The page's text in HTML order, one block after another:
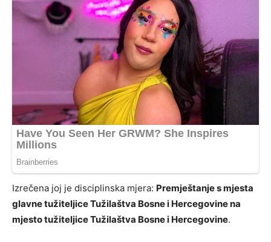
Izrečena joj je disciplinska mjera: Premještanje s mjesta
glavne tužiteljice Tužilaštva Bosne i Hercegovine na
mjesto tužiteljice Tužilaštva Bosne i Hercegovine.